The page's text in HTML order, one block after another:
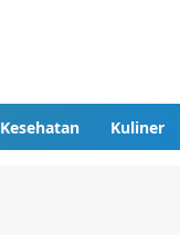
Kesehatan Kuliner